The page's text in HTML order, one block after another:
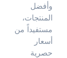
وأفضل
المنتجات،
مستفيداً من
أسعار
حصرية